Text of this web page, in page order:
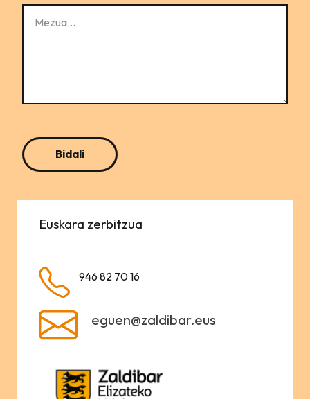
Euskara zerbitzua
946 82 70 16
eguen@zaldibar.eus